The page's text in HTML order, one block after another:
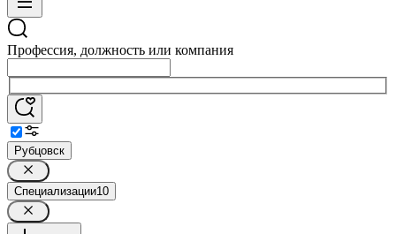
Профессия, должность или компания
Рубцовск
Специализации10